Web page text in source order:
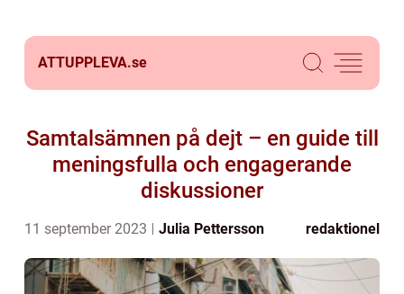
ATTUPPLEVA.se
Samtalsämnen på dejt – en guide till
meningsfulla och engagerande
diskussioner
11 september 2023 Julia Pettersson redaktionel